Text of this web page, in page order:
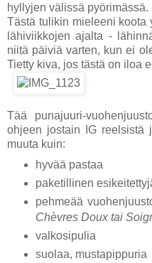
hyllyjen välissä pyörimässä.
Tästä tulikin mieleeni koota
lähiviikkojen ajalta -
niitä päiviä varten, kun ei
Tietty kiva, jos tästä on iloa
Tää punajuuri-
ohjeen jostain IG reelsistä
muuta kuin:
hyvää pastaa
paketillinen
pehmeää
Chèvres Doux tai
valkosipulia
suolaa, mustapippuria